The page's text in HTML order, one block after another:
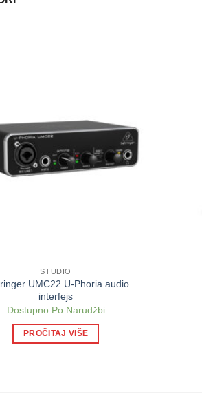
STUDIO
UMC22 U-Phoria audio
interfejs
Dostupno Po Narudžbi
PROČITAJ VIŠE